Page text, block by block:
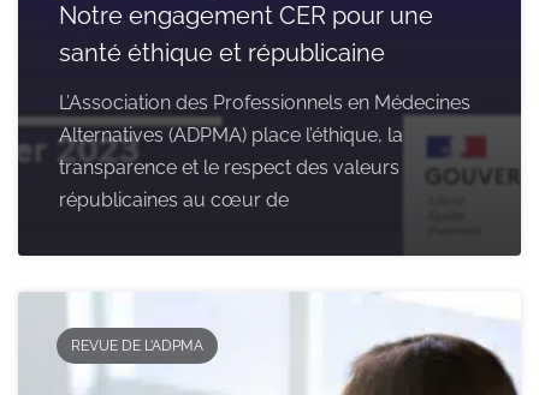
Notre engagement CER pour une
santé éthique et républicaine
L’Association des Professionnels en Médecines
Alternatives (ADPMA) place l’éthique, la
transparence et le respect des valeurs
républicaines au cœur de
REVUE DE L’ADPMA